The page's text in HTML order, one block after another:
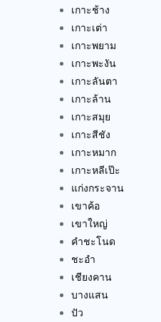
เกาะช้าง
เกาะเต่า
เกาะพยาม
เกาะพะงัน
เกาะลันตา
เกาะล้าน
เกาะสมุย
เกาะสีชัง
เกาะหมาก
เกาะหลีเป๊ะ
แก่งกระจาน
เขาค้อ
เขาใหญ่
คำชะโนด
ชะอำ
เชียงคาน
บางแสน
ปัว